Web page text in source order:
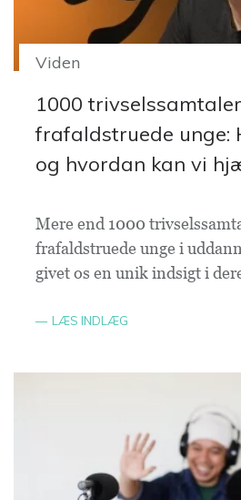
Viden
1000
frafaldstruede unge:
og hvordan kan vi
Mere end 1000
frafaldstruede unge i
givet os en unik indsigt i
LÆS INDLÆG